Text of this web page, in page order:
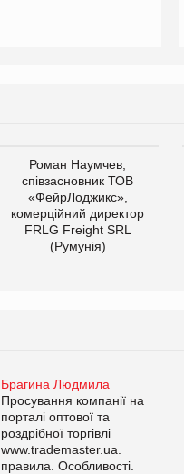
Роман Наумчев,
співзасновник ТОВ
«ФейрЛоджикс»,
комерційний директор
FRLG Freight SRL
(Румунія)
Брагина Людмила
Просування компанії на
порталі оптової та
роздрібної торгівлі
www.trademaster.ua.
правила. Особливості.